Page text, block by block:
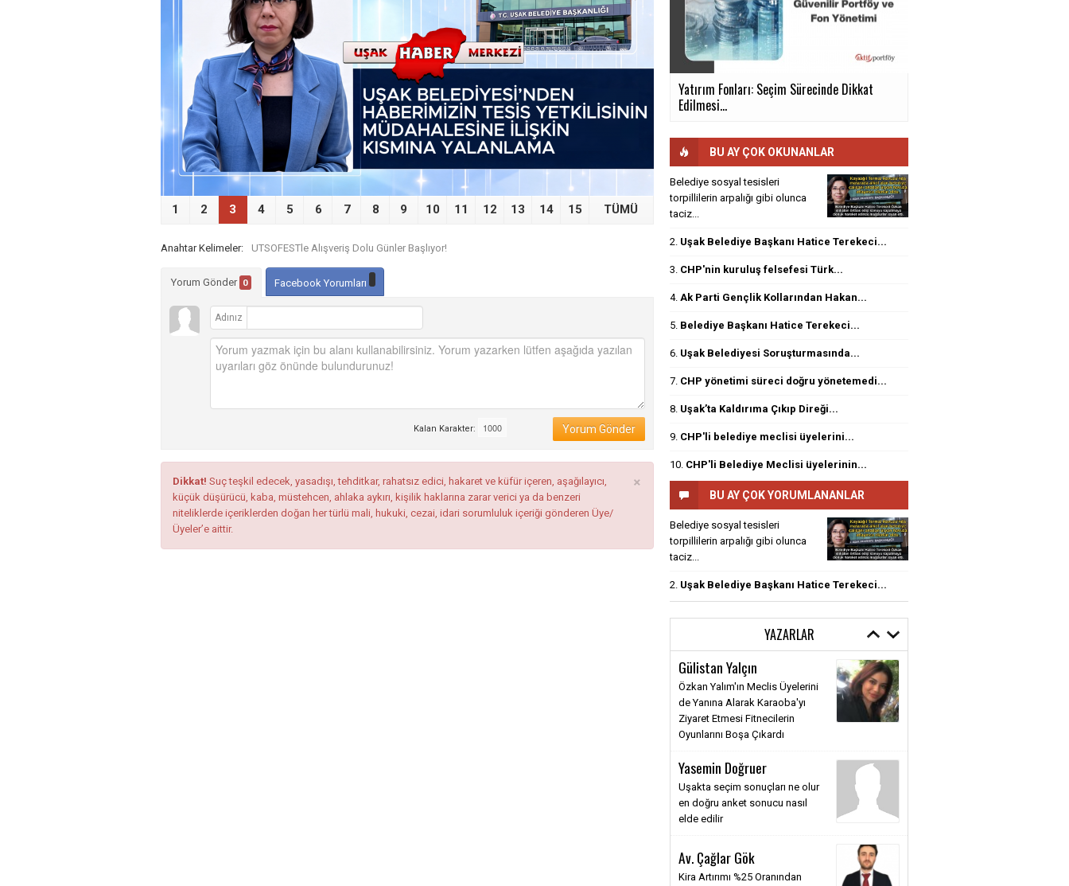
1 2 3 4 5 6 7 8 9 10 11 12 13 14 15 TÜMÜ
›
Anahtar Kelimeler: UTSOFESTle Alışveriş Dolu Günler Başlıyor!
Yorum Gönder 0 Facebook Yorumları
Adınız
Yorum Gönder
Kalan Karakter:
×
Dikkat! Suç teşkil edecek, yasadışı, tehditkar, rahatsız edici, hakaret ve küfür içeren, aşağılayıcı,
küçük düşürücü, kaba, müstehcen, ahlaka aykırı, kişilik haklarına zarar verici ya da benzeri
niteliklerde içeriklerden doğan her türlü mali, hukuki, cezai, idari sorumluluk içeriği gönderen Üye/
Üyeler’e aittir.
Yatırım Fonları: Seçim Sürecinde Dikkat
Edilmesi...
BU AY ÇOK OKUNANLAR
Belediye sosyal tesisleri
torpillilerin arpalığı gibi olunca
taciz...
2. Uşak Belediye Başkanı Hatice Terekeci...
3. CHP'nin kuruluş felsefesi Türk...
4. Ak Parti Gençlik Kollarından Hakan...
5. Belediye Başkanı Hatice Terekeci...
6. Uşak Belediyesi Soruşturmasında...
7. CHP yönetimi süreci doğru yönetemedi...
8. Uşak’ta Kaldırıma Çıkıp Direği...
9. CHP'li belediye meclisi üyelerini...
10. CHP'li Belediye Meclisi üyelerinin...
BU AY ÇOK YORUMLANANLAR
Belediye sosyal tesisleri
torpillilerin arpalığı gibi olunca
taciz...
2. Uşak Belediye Başkanı Hatice Terekeci...
YAZARLAR
Gülistan Yalçın
Özkan Yalım'ın Meclis Üyelerini
de Yanına Alarak Karaoba'yı
Ziyaret Etmesi Fitnecilerin
Oyunlarını Boşa Çıkardı
Yasemin Doğruer
Uşakta seçim sonuçları ne olur
en doğru anket sonucu nasıl
elde edilir
Av. Çağlar Gök
Kira Artırımı %25 Oranından